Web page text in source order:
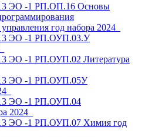
ЭО -1 РП.ОП.16 Основы
год набора 2024_
ЭО -1 РП.ОУП.03.У
ЭО -1 РП.ОУП.02 Литература
ЭО -1 РП.ОУП.05У
ЭО -1 РП.ОУП.04
2024_
ЭО -1 РП.ОУП.07 Химия год